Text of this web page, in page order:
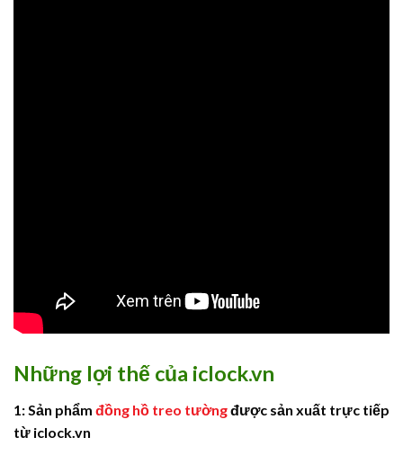
Những lợi thế của iclock.vn
1: Sản phẩm đồng hồ treo tườngđược sản xuất trực tiếp
từ iclock.vn